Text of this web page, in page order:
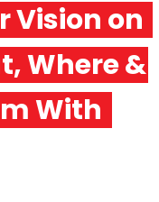
Vision on
Where &
With